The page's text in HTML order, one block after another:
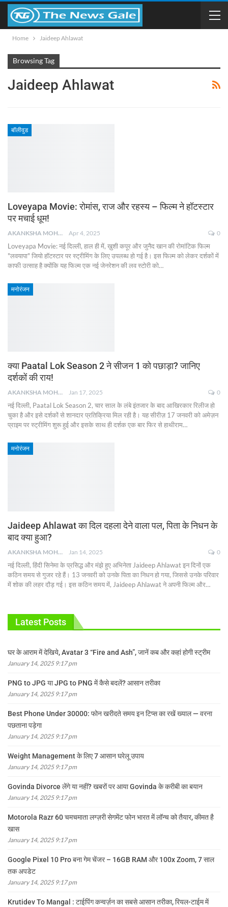
Home Jaideep Ahlawat
Browsing Tag
Jaideep Ahlawat
बॉलीवुड
Loveyapa Movie: रोमांस, राज और रहस्य – फिल्म ने हॉटस्टार
पर मचाई धूम!
AKANKSHA MOHAN Apr 4, 2025 0
Loveyapa Movie: नई दिल्ली, हाल ही में, ख़ुशी कपूर और जुनैद खान की रोमांटिक फिल्म
"लवयापा" जियो हॉटस्टार पर स्ट्रीमिंग के लिए उपलब्ध हो गई है। इस फिल्म को लेकर दर्शकों में
काफी उत्साह है क्योंकि यह फिल्म एक नई जेनरेशन की लव स्टोरी को…
मनोरंजन
क्या Paatal Lok Season 2 ने सीजन 1 को पछाड़ा? जानिए
दर्शकों की राय!
AKANKSHA MOHAN Jan 17, 2025 0
नई दिल्ली, Paatal Lok Season 2, चार साल के लंबे इंतजार के बाद आखिरकार रिलीज हो
चुका है और इसे दर्शकों से शानदार प्रतिक्रिया मिल रही है। यह सीरीज़ 17 जनवरी को अमेज़न
प्राइम पर स्ट्रीमिंग शुरू हुई और इसके साथ ही दर्शक एक बार फिर से हाथीराम…
मनोरंजन
Jaideep Ahlawat का दिल दहला देने वाला पल, पिता के निधन के
बाद क्या हुआ?
AKANKSHA MOHAN Jan 14, 2025 0
नई दिल्ली, हिंदी सिनेमा के प्रसिद्ध और मंझे हुए अभिनेता Jaideep Ahlawat इन दिनों एक
कठिन समय से गुजर रहे हैं। 13 जनवरी को उनके पिता का निधन हो गया, जिससे उनके परिवार
में शोक की लहर दौड़ गई। इस कठिन समय में, Jaideep Ahlawat ने अपनी फिल्म और…
Latest Posts
घर के आराम में देखिये, Avatar 3 “Fire and Ash”, जानें कब और कहां होगी स्ट्रीम
January 14, 2025 9:17 pm
PNG to JPG या JPG to PNG में कैसे बदलें? आसान तरीका
January 14, 2025 9:17 pm
Best Phone Under 30000: फोन खरीदते समय इन टिप्स का रखें ख्याल — वरना
पछताना पड़ेगा
January 14, 2025 9:17 pm
Weight Management के लिए 7 आसान घरेलू उपाय
January 14, 2025 9:17 pm
Govinda Divorce लेंगे या नहीं? खबरों पर आया Govinda के करीबी का बयान
January 14, 2025 9:17 pm
Motorola Razr 60 चमचमाता लग्ज़री सेगमेंट फोन भारत में लॉन्च को तैयार, कीमत है
खास
January 14, 2025 9:17 pm
Google Pixel 10 Pro बना गेम चेंजर – 16GB RAM और 100x Zoom, 7 साल
तक अपडेट
January 14, 2025 9:17 pm
Krutidev To Mangal : टाईपिंग कन्वर्ज़न का सबसे आसान तरीका, रियल-टाईम में